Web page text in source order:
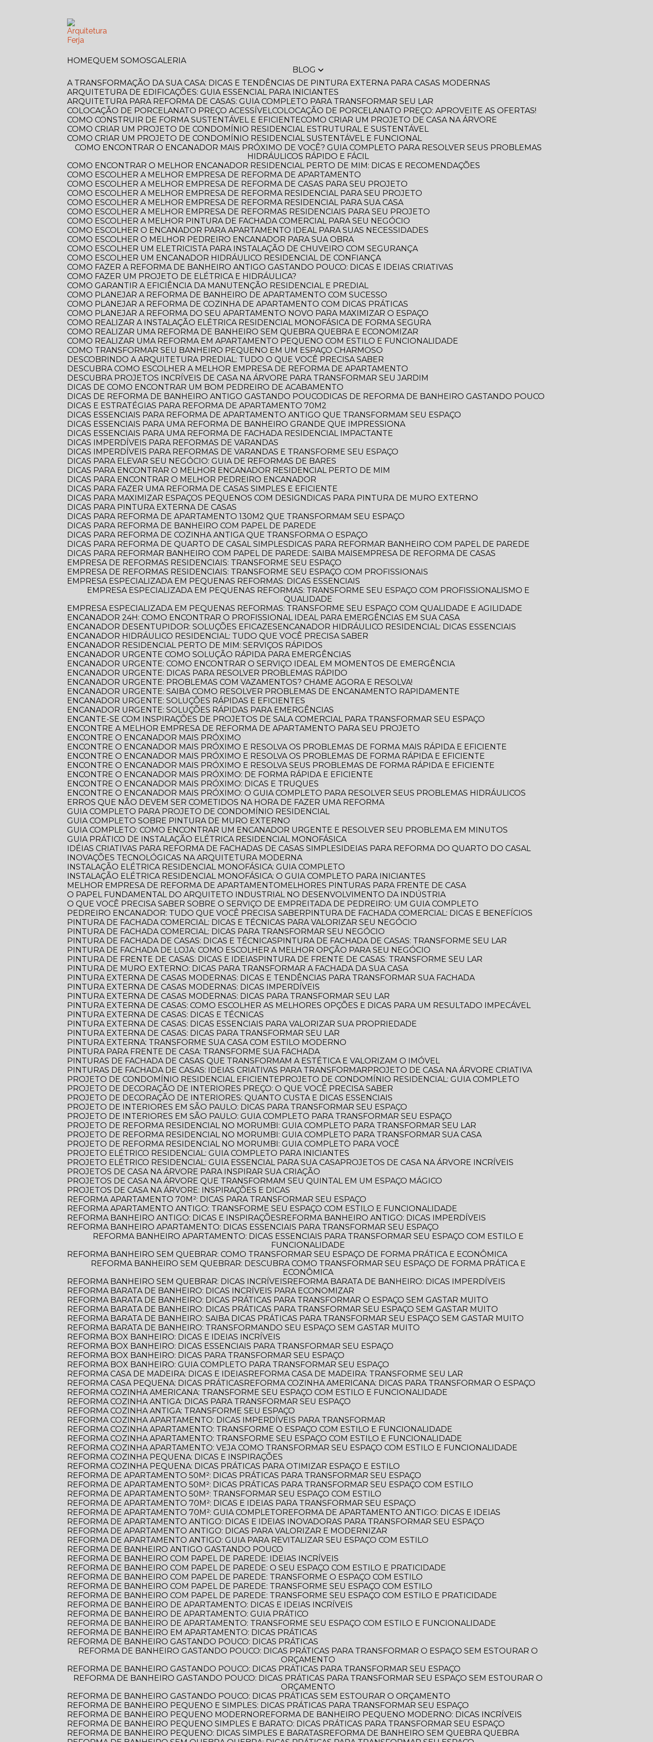
HOME QUEM SOMOS
GALERIA
BLOG
A TRANSFORMAÇÃO DA SUA CASA: DICAS E TENDÊNCIAS DE PINTURA EXTERNA PARA CASAS MODERNAS
ARQUITETURA DE EDIFICAÇÕES: GUIA ESSENCIAL PARA INICIANTES
ARQUITETURA PARA REFORMA DE CASAS: GUIA COMPLETO PARA TRANSFORMAR SEU LAR
COLOCAÇÃO DE PORCELANATO PREÇO ACESSÍVEL COLOCAÇÃO DE PORCELANATO PREÇO: APROVEITE AS OFERTAS!
COMO CONSTRUIR DE FORMA SUSTENTÁVEL E EFICIENTE COMO CRIAR UM PROJETO DE CASA NA ÁRVORE
COMO CRIAR UM PROJETO DE CONDOMÍNIO RESIDENCIAL ESTRUTURAL E SUSTENTÁVEL
COMO CRIAR UM PROJETO DE CONDOMÍNIO RESIDENCIAL SUSTENTÁVEL E FUNCIONAL
COMO ENCONTRAR O ENCANADOR MAIS PRÓXIMO DE VOCÊ? GUIA COMPLETO PARA RESOLVER SEUS PROBLEMAS
HIDRÁULICOS RÁPIDO E FÁCIL
COMO ENCONTRAR O MELHOR ENCANADOR RESIDENCIAL PERTO DE MIM: DICAS E RECOMENDAÇÕES
COMO ESCOLHER A MELHOR EMPRESA DE REFORMA DE APARTAMENTO
COMO ESCOLHER A MELHOR EMPRESA DE REFORMA DE CASAS PARA SEU PROJETO
COMO ESCOLHER A MELHOR EMPRESA DE REFORMA RESIDENCIAL PARA SEU PROJETO
COMO ESCOLHER A MELHOR EMPRESA DE REFORMA RESIDENCIAL PARA SUA CASA
COMO ESCOLHER A MELHOR EMPRESA DE REFORMAS RESIDENCIAIS PARA SEU PROJETO
COMO ESCOLHER A MELHOR PINTURA DE FACHADA COMERCIAL PARA SEU NEGÓCIO
COMO ESCOLHER O ENCANADOR PARA APARTAMENTO IDEAL PARA SUAS NECESSIDADES
COMO ESCOLHER O MELHOR PEDREIRO ENCANADOR PARA SUA OBRA
COMO ESCOLHER UM ELETRICISTA PARA INSTALAÇÃO DE CHUVEIRO COM SEGURANÇA
COMO ESCOLHER UM ENCANADOR HIDRÁULICO RESIDENCIAL DE CONFIANÇA
COMO FAZER A REFORMA DE BANHEIRO ANTIGO GASTANDO POUCO: DICAS E IDEIAS CRIATIVAS
COMO FAZER UM PROJETO DE ELÉTRICA E HIDRÁULICA?
COMO GARANTIR A EFICIÊNCIA DA MANUTENÇÃO RESIDENCIAL E PREDIAL
COMO PLANEJAR A REFORMA DE BANHEIRO DE APARTAMENTO COM SUCESSO
COMO PLANEJAR A REFORMA DE COZINHA DE APARTAMENTO COM DICAS PRÁTICAS
COMO PLANEJAR A REFORMA DO SEU APARTAMENTO NOVO PARA MAXIMIZAR O ESPAÇO
COMO REALIZAR A INSTALAÇÃO ELÉTRICA RESIDENCIAL MONOFÁSICA DE FORMA SEGURA
COMO REALIZAR UMA REFORMA DE BANHEIRO SEM QUEBRA QUEBRA E ECONOMIZAR
COMO REALIZAR UMA REFORMA EM APARTAMENTO PEQUENO COM ESTILO E FUNCIONALIDADE
COMO TRANSFORMAR SEU BANHEIRO PEQUENO EM UM ESPAÇO CHARMOSO
DESCOBRINDO A ARQUITETURA PREDIAL: TUDO O QUE VOCÊ PRECISA SABER
DESCUBRA COMO ESCOLHER A MELHOR EMPRESA DE REFORMA DE APARTAMENTO
DESCUBRA PROJETOS INCRÍVEIS DE CASA NA ÁRVORE PARA TRANSFORMAR SEU JARDIM
DICAS DE COMO ENCONTRAR UM BOM PEDREIRO DE ACABAMENTO
DICAS DE REFORMA DE BANHEIRO ANTIGO GASTANDO POUCO
DICAS DE REFORMA DE BANHEIRO GASTANDO POUCO
DICAS E ESTRATÉGIAS PARA REFORMA DE APARTAMENTO 70M2
DICAS ESSENCIAIS PARA REFORMA DE APARTAMENTO ANTIGO QUE TRANSFORMAM SEU ESPAÇO
DICAS ESSENCIAIS PARA UMA REFORMA DE BANHEIRO GRANDE QUE IMPRESSIONA
DICAS ESSENCIAIS PARA UMA REFORMA DE FACHADA RESIDENCIAL IMPACTANTE
DICAS IMPERDÍVEIS PARA REFORMAS DE VARANDAS
DICAS IMPERDÍVEIS PARA REFORMAS DE VARANDAS E TRANSFORME SEU ESPAÇO
DICAS PARA ELEVAR SEU NEGÓCIO: GUIA DE REFORMAS DE BARES
DICAS PARA ENCONTRAR O MELHOR ENCANADOR RESIDENCIAL PERTO DE MIM
DICAS PARA ENCONTRAR O MELHOR PEDREIRO ENCANADOR
DICAS PARA FAZER UMA REFORMA DE CASAS SIMPLES E EFICIENTE
DICAS PARA MAXIMIZAR ESPAÇOS PEQUENOS COM DESIGN
DICAS PARA PINTURA DE MURO EXTERNO
DICAS PARA PINTURA EXTERNA DE CASAS
DICAS PARA REFORMA DE APARTAMENTO 130M2 QUE TRANSFORMAM SEU ESPAÇO
DICAS PARA REFORMA DE BANHEIRO COM PAPEL DE PAREDE
DICAS PARA REFORMA DE COZINHA ANTIGA QUE TRANSFORMA O ESPAÇO
DICAS PARA REFORMA DE QUARTO DE CASAL SIMPLES
DICAS PARA REFORMAR BANHEIRO COM PAPEL DE PAREDE
DICAS PARA REFORMAR BANHEIRO COM PAPEL DE PAREDE: SAIBA MAIS
EMPRESA DE REFORMA DE CASAS
EMPRESA DE REFORMAS RESIDENCIAIS: TRANSFORME SEU ESPAÇO
EMPRESA DE REFORMAS RESIDENCIAIS: TRANSFORME SEU ESPAÇO COM PROFISSIONAIS
EMPRESA ESPECIALIZADA EM PEQUENAS REFORMAS: DICAS ESSENCIAIS
EMPRESA ESPECIALIZADA EM PEQUENAS REFORMAS: TRANSFORME SEU ESPAÇO COM PROFISSIONALISMO E
QUALIDADE
EMPRESA ESPECIALIZADA EM PEQUENAS REFORMAS: TRANSFORME SEU ESPAÇO COM QUALIDADE E AGILIDADE
ENCANADOR 24H: COMO ENCONTRAR O PROFISSIONAL IDEAL PARA EMERGÊNCIAS EM SUA CASA
ENCANADOR DESENTUPIDOR: SOLUÇÕES EFICAZES
ENCANADOR HIDRÁULICO RESIDENCIAL: DICAS ESSENCIAIS
ENCANADOR HIDRÁULICO RESIDENCIAL: TUDO QUE VOCÊ PRECISA SABER
ENCANADOR RESIDENCIAL PERTO DE MIM: SERVIÇOS RÁPIDOS
ENCANADOR URGENTE COMO SOLUÇÃO RÁPIDA PARA EMERGÊNCIAS
ENCANADOR URGENTE: COMO ENCONTRAR O SERVIÇO IDEAL EM MOMENTOS DE EMERGÊNCIA
ENCANADOR URGENTE: DICAS PARA RESOLVER PROBLEMAS RÁPIDO
ENCANADOR URGENTE: PROBLEMAS COM VAZAMENTOS? CHAME AGORA E RESOLVA!
ENCANADOR URGENTE: SAIBA COMO RESOLVER PROBLEMAS DE ENCANAMENTO RAPIDAMENTE
ENCANADOR URGENTE: SOLUÇÕES RÁPIDAS E EFICIENTES
ENCANADOR URGENTE: SOLUÇÕES RÁPIDAS PARA EMERGÊNCIAS
ENCANTE-SE COM INSPIRAÇÕES DE PROJETOS DE SALA COMERCIAL PARA TRANSFORMAR SEU ESPAÇO
ENCONTRE A MELHOR EMPRESA DE REFORMA DE APARTAMENTO PARA SEU PROJETO
ENCONTRE O ENCANADOR MAIS PRÓXIMO
ENCONTRE O ENCANADOR MAIS PRÓXIMO E RESOLVA OS PROBLEMAS DE FORMA MAIS RÁPIDA E EFICIENTE
ENCONTRE O ENCANADOR MAIS PRÓXIMO E RESOLVA OS PROBLEMAS DE FORMA RÁPIDA E EFICIENTE
ENCONTRE O ENCANADOR MAIS PRÓXIMO E RESOLVA SEUS PROBLEMAS DE FORMA RÁPIDA E EFICIENTE
ENCONTRE O ENCANADOR MAIS PRÓXIMO: DE FORMA RÁPIDA E EFICIENTE
ENCONTRE O ENCANADOR MAIS PRÓXIMO: DICAS E TRUQUES
ENCONTRE O ENCANADOR MAIS PRÓXIMO: O GUIA COMPLETO PARA RESOLVER SEUS PROBLEMAS HIDRÁULICOS
ERROS QUE NÃO DEVEM SER COMETIDOS NA HORA DE FAZER UMA REFORMA
GUIA COMPLETO PARA PROJETO DE CONDOMÍNIO RESIDENCIAL
GUIA COMPLETO SOBRE PINTURA DE MURO EXTERNO
GUIA COMPLETO: COMO ENCONTRAR UM ENCANADOR URGENTE E RESOLVER SEU PROBLEMA EM MINUTOS
GUIA PRÁTICO DE INSTALAÇÃO ELÉTRICA RESIDENCIAL MONOFÁSICA
IDÉIAS CRIATIVAS PARA REFORMA DE FACHADAS DE CASAS SIMPLES IDEIAS PARA REFORMA DO QUARTO DO CASAL
INOVAÇÕES TECNOLÓGICAS NA ARQUITETURA MODERNA
INSTALAÇÃO ELÉTRICA RESIDENCIAL MONOFÁSICA: GUIA COMPLETO
INSTALAÇÃO ELÉTRICA RESIDENCIAL MONOFÁSICA: O GUIA COMPLETO PARA INICIANTES
MELHOR EMPRESA DE REFORMA DE APARTAMENTO
MELHORES PINTURAS PARA FRENTE DE CASA
O PAPEL FUNDAMENTAL DO ARQUITETO INDUSTRIAL NO DESENVOLVIMENTO DA INDÚSTRIA
O QUE VOCÊ PRECISA SABER SOBRE O SERVIÇO DE EMPREITADA DE PEDREIRO: UM GUIA COMPLETO
PEDREIRO ENCANADOR: TUDO QUE VOCÊ PRECISA SABER
PINTURA DE FACHADA COMERCIAL: DICAS E BENEFÍCIOS
PINTURA DE FACHADA COMERCIAL: DICAS E TÉCNICAS PARA VALORIZAR SEU NEGÓCIO
PINTURA DE FACHADA COMERCIAL: DICAS PARA TRANSFORMAR SEU NEGÓCIO
PINTURA DE FACHADA DE CASAS: DICAS E TÉCNICAS
PINTURA DE FACHADA DE CASAS: TRANSFORME SEU LAR
PINTURA DE FACHADA DE LOJA: COMO ESCOLHER A MELHOR OPÇÃO PARA SEU NEGÓCIO
PINTURA DE FRENTE DE CASAS: DICAS E IDEIAS
PINTURA DE FRENTE DE CASAS: TRANSFORME SEU LAR
PINTURA DE MURO EXTERNO: DICAS PARA TRANSFORMAR A FACHADA DA SUA CASA
PINTURA EXTERNA DE CASAS MODERNAS: DICAS E TENDÊNCIAS PARA TRANSFORMAR SUA FACHADA
PINTURA EXTERNA DE CASAS MODERNAS: DICAS IMPERDÍVEIS
PINTURA EXTERNA DE CASAS MODERNAS: DICAS PARA TRANSFORMAR SEU LAR
PINTURA EXTERNA DE CASAS: COMO ESCOLHER AS MELHORES OPÇÕES E DICAS PARA UM RESULTADO IMPECÁVEL
PINTURA EXTERNA DE CASAS: DICAS E TÉCNICAS
PINTURA EXTERNA DE CASAS: DICAS ESSENCIAIS PARA VALORIZAR SUA PROPRIEDADE
PINTURA EXTERNA DE CASAS: DICAS PARA TRANSFORMAR SEU LAR
PINTURA EXTERNA: TRANSFORME SUA CASA COM ESTILO MODERNO
PINTURA PARA FRENTE DE CASA: TRANSFORME SUA FACHADA
PINTURAS DE FACHADA DE CASAS QUE TRANSFORMAM A ESTÉTICA E VALORIZAM O IMÓVEL
PINTURAS DE FACHADA DE CASAS: IDEIAS CRIATIVAS PARA TRANSFORMAR
PROJETO DE CASA NA ÁRVORE CRIATIVA
PROJETO DE CONDOMÍNIO RESIDENCIAL EFICIENTE
PROJETO DE CONDOMÍNIO RESIDENCIAL: GUIA COMPLETO
PROJETO DE DECORAÇÃO DE INTERIORES PREÇO: O QUE VOCÊ PRECISA SABER
PROJETO DE DECORAÇÃO DE INTERIORES: QUANTO CUSTA E DICAS ESSENCIAIS
PROJETO DE INTERIORES EM SÃO PAULO: DICAS PARA TRANSFORMAR SEU ESPAÇO
PROJETO DE INTERIORES EM SÃO PAULO: GUIA COMPLETO PARA TRANSFORMAR SEU ESPAÇO
PROJETO DE REFORMA RESIDENCIAL NO MORUMBI: GUIA COMPLETO PARA TRANSFORMAR SEU LAR
PROJETO DE REFORMA RESIDENCIAL NO MORUMBI: GUIA COMPLETO PARA TRANSFORMAR SUA CASA
PROJETO DE REFORMA RESIDENCIAL NO MORUMBI: GUIA COMPLETO PARA VOCÊ
PROJETO ELÉTRICO RESIDENCIAL: GUIA COMPLETO PARA INICIANTES
PROJETO ELÉTRICO RESIDENCIAL: GUIA ESSENCIAL PARA SUA CASA
PROJETOS DE CASA NA ÁRVORE INCRÍVEIS
PROJETOS DE CASA NA ÁRVORE PARA INSPIRAR SUA CRIAÇÃO
PROJETOS DE CASA NA ÁRVORE QUE TRANSFORMAM SEU QUINTAL EM UM ESPAÇO MÁGICO
PROJETOS DE CASA NA ÁRVORE: INSPIRAÇÕES E DICAS
REFORMA APARTAMENTO 70M²: DICAS PARA TRANSFORMAR SEU ESPAÇO
REFORMA APARTAMENTO ANTIGO: TRANSFORME SEU ESPAÇO COM ESTILO E FUNCIONALIDADE
REFORMA BANHEIRO ANTIGO: DICAS E INSPIRAÇÕES
REFORMA BANHEIRO ANTIGO: DICAS IMPERDÍVEIS
REFORMA BANHEIRO APARTAMENTO: DICAS ESSENCIAIS PARA TRANSFORMAR SEU ESPAÇO
REFORMA BANHEIRO APARTAMENTO: DICAS ESSENCIAIS PARA TRANSFORMAR SEU ESPAÇO COM ESTILO E
FUNCIONALIDADE
REFORMA BANHEIRO SEM QUEBRAR: COMO TRANSFORMAR SEU ESPAÇO DE FORMA PRÁTICA E ECONÔMICA
REFORMA BANHEIRO SEM QUEBRAR: DESCUBRA COMO TRANSFORMAR SEU ESPAÇO DE FORMA PRÁTICA E
ECONÔMICA
REFORMA BANHEIRO SEM QUEBRAR: DICAS INCRÍVEIS
REFORMA BARATA DE BANHEIRO: DICAS IMPERDÍVEIS
REFORMA BARATA DE BANHEIRO: DICAS INCRÍVEIS PARA ECONOMIZAR
REFORMA BARATA DE BANHEIRO: DICAS PRÁTICAS PARA TRANSFORMAR O ESPAÇO SEM GASTAR MUITO
REFORMA BARATA DE BANHEIRO: DICAS PRÁTICAS PARA TRANSFORMAR SEU ESPAÇO SEM GASTAR MUITO
REFORMA BARATA DE BANHEIRO: SAIBA DICAS PRÁTICAS PARA TRANSFORMAR SEU ESPAÇO SEM GASTAR MUITO
REFORMA BARATA DE BANHEIRO: TRANSFORMANDO SEU ESPAÇO SEM GASTAR MUITO
REFORMA BOX BANHEIRO: DICAS E IDEIAS INCRÍVEIS
REFORMA BOX BANHEIRO: DICAS ESSENCIAIS PARA TRANSFORMAR SEU ESPAÇO
REFORMA BOX BANHEIRO: DICAS PARA TRANSFORMAR SEU ESPAÇO
REFORMA BOX BANHEIRO: GUIA COMPLETO PARA TRANSFORMAR SEU ESPAÇO
REFORMA CASA DE MADEIRA: DICAS E IDEIAS
REFORMA CASA DE MADEIRA: TRANSFORME SEU LAR
REFORMA CASA PEQUENA: DICAS PRÁTICAS
REFORMA COZINHA AMERICANA: DICAS PARA TRANSFORMAR O ESPAÇO
REFORMA COZINHA AMERICANA: TRANSFORME SEU ESPAÇO COM ESTILO E FUNCIONALIDADE
REFORMA COZINHA ANTIGA: DICAS PARA TRANSFORMAR SEU ESPAÇO
REFORMA COZINHA ANTIGA: TRANSFORME SEU ESPAÇO
REFORMA COZINHA APARTAMENTO: DICAS IMPERDÍVEIS PARA TRANSFORMAR
REFORMA COZINHA APARTAMENTO: TRANSFORME O ESPAÇO COM ESTILO E FUNCIONALIDADE
REFORMA COZINHA APARTAMENTO: TRANSFORME SEU ESPAÇO COM ESTILO E FUNCIONALIDADE
REFORMA COZINHA APARTAMENTO: VEJA COMO TRANSFORMAR SEU ESPAÇO COM ESTILO E FUNCIONALIDADE
REFORMA COZINHA PEQUENA: DICAS E INSPIRAÇÕES
REFORMA COZINHA PEQUENA: DICAS PRÁTICAS PARA OTIMIZAR ESPAÇO E ESTILO
REFORMA DE APARTAMENTO 50M²: DICAS PRÁTICAS PARA TRANSFORMAR SEU ESPAÇO
REFORMA DE APARTAMENTO 50M²: DICAS PRÁTICAS PARA TRANSFORMAR SEU ESPAÇO COM ESTILO
REFORMA DE APARTAMENTO 50M²: TRANSFORMAR SEU ESPAÇO COM ESTILO
REFORMA DE APARTAMENTO 70M²: DICAS E IDEIAS PARA TRANSFORMAR SEU ESPAÇO
REFORMA DE APARTAMENTO 70M²: GUIA COMPLETO
REFORMA DE APARTAMENTO ANTIGO: DICAS E IDEIAS
REFORMA DE APARTAMENTO ANTIGO: DICAS E IDEIAS INOVADORAS PARA TRANSFORMAR SEU ESPAÇO
REFORMA DE APARTAMENTO ANTIGO: DICAS PARA VALORIZAR E MODERNIZAR
REFORMA DE APARTAMENTO ANTIGO: GUIA PARA REVITALIZAR SEU ESPAÇO COM ESTILO
REFORMA DE BANHEIRO ANTIGO GASTANDO POUCO
REFORMA DE BANHEIRO COM PAPEL DE PAREDE: IDEIAS INCRÍVEIS
REFORMA DE BANHEIRO COM PAPEL DE PAREDE: O SEU ESPAÇO COM ESTILO E PRATICIDADE
REFORMA DE BANHEIRO COM PAPEL DE PAREDE: TRANSFORME O ESPAÇO COM ESTILO
REFORMA DE BANHEIRO COM PAPEL DE PAREDE: TRANSFORME SEU ESPAÇO COM ESTILO
REFORMA DE BANHEIRO COM PAPEL DE PAREDE: TRANSFORME SEU ESPAÇO COM ESTILO E PRATICIDADE
REFORMA DE BANHEIRO DE APARTAMENTO: DICAS E IDEIAS INCRÍVEIS
REFORMA DE BANHEIRO DE APARTAMENTO: GUIA PRÁTICO
REFORMA DE BANHEIRO DE APARTAMENTO: TRANSFORME SEU ESPAÇO COM ESTILO E FUNCIONALIDADE
REFORMA DE BANHEIRO EM APARTAMENTO: DICAS PRÁTICAS
REFORMA DE BANHEIRO GASTANDO POUCO: DICAS PRÁTICAS
REFORMA DE BANHEIRO GASTANDO POUCO: DICAS PRÁTICAS PARA TRANSFORMAR O ESPAÇO SEM ESTOURAR O
ORÇAMENTO
REFORMA DE BANHEIRO GASTANDO POUCO: DICAS PRÁTICAS PARA TRANSFORMAR SEU ESPAÇO
REFORMA DE BANHEIRO GASTANDO POUCO: DICAS PRÁTICAS PARA TRANSFORMAR SEU ESPAÇO SEM ESTOURAR O
ORÇAMENTO
REFORMA DE BANHEIRO GASTANDO POUCO: DICAS PRÁTICAS SEM ESTOURAR O ORÇAMENTO
REFORMA DE BANHEIRO PEQUENO E SIMPLES: DICAS PRÁTICAS PARA TRANSFORMAR SEU ESPAÇO
REFORMA DE BANHEIRO PEQUENO MODERNO
REFORMA DE BANHEIRO PEQUENO MODERNO: DICAS INCRÍVEIS
REFORMA DE BANHEIRO PEQUENO SIMPLES E BARATO: DICAS PRÁTICAS PARA TRANSFORMAR SEU ESPAÇO
REFORMA DE BANHEIRO PEQUENO: DICAS SIMPLES E BARATAS
REFORMA DE BANHEIRO SEM QUEBRA QUEBRA